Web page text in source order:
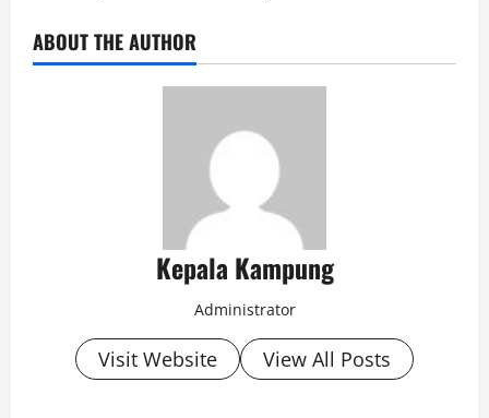
ABOUT THE AUTHOR
Kepala Kampung
Administrator
Visit Website View All Posts